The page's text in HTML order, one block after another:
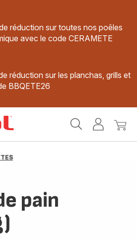
réduction sur toutes nos poêles
avec le code CERAMETE
réduction sur les planchas, grills et
BBQETE26
MonMon
pain